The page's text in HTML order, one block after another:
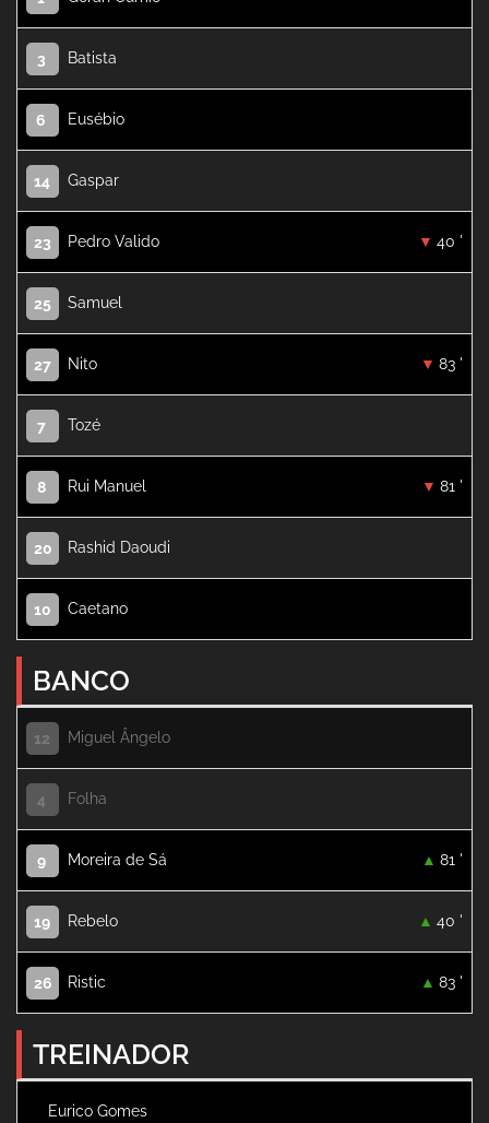
3 Batista
6 Eusébio
14 Gaspar
23 Pedro Valido 40 '
25 Samuel
27 Nito 83 '
7 Tozé
8 Rui Manuel 81 '
20 Rashid Daoudi
10 Caetano
BANCO
12 Miguel Ângelo
4 Folha
9 Moreira de Sá 81 '
19 Rebelo 40 '
26 Ristic 83 '
TREINADOR
Eurico Gomes